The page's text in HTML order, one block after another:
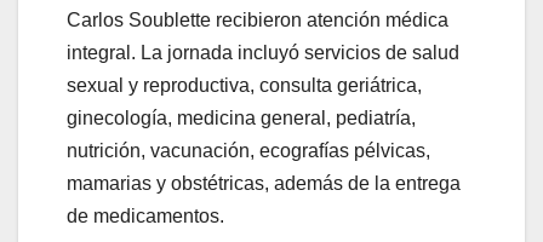
Carlos Soublette recibieron atención médica
integral. La jornada incluyó servicios de salud
sexual y reproductiva, consulta geriátrica,
ginecología, medicina general, pediatría,
nutrición, vacunación, ecografías pélvicas,
mamarias y obstétricas, además de la entrega
de medicamentos.